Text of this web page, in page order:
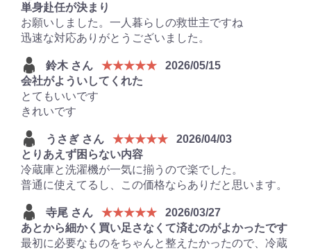
単身赴任が決まり
お願いしました。一人暮らしの救世主ですね
迅速な対応ありがとうございました。
鈴木 さん ★★★★★
2026/05/15
会社がよういしてくれた
とてもいいです
きれいです
うさぎ さん ★★★★★
2026/04/03
とりあえず困らない内容
冷蔵庫と洗濯機が一気に揃うので楽でした。
普通に使えてるし、この価格ならありだと思います。
寺尾 さん ★★★★★
2026/03/27
あとから細かく買い足さなくて済むのがよかったです
最初に必要なものをちゃんと整えたかったので、冷蔵